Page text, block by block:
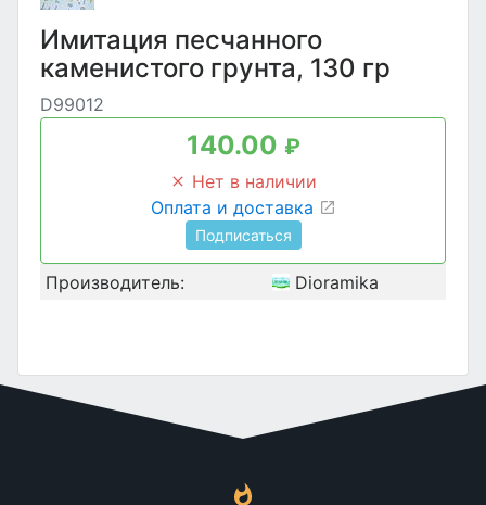
Имитация песчанного
каменистого грунта, 130 гр
D99012
140.00 ₽
Нет в наличии
Оплата и доставка
Подписаться
Производитель: Dioramika